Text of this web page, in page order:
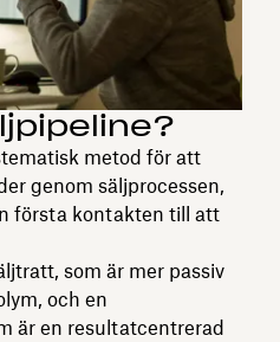
metod för att
genom säljprocessen,
första kontakten till att
som är mer passiv
och en
är en resultatcentrerad